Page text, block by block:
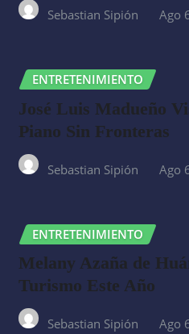
Sebastian Sipión Ago
ENTRETENIMIENTO
José Luis Madueño
Piano Sin Fronteras
Sebastian Sipión Ago
ENTRETENIMIENTO
Melany Azaña de
Turismo Este Año
Sebastian Sipión Ago